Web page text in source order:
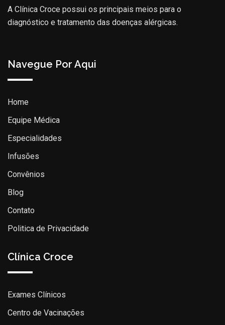
A Clínica Croce possui os principais meios para o
diagnóstico e tratamento das doenças alérgicas.
Navegue Por Aqui
Home
Equipe Médica
Especialidades
Infusões
Convênios
Blog
Contato
Politica de Privacidade
Clínica Croce
Exames Clínicos
Centro de Vacinações